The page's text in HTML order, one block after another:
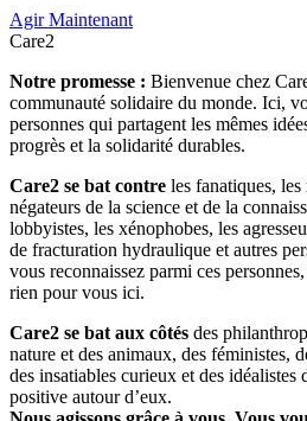
Agir Maintenant
Care2
Notre promesse : Bienvenue chez
communauté solidaire du monde. Ici,
personnes qui partagent les mêmes
progrès et la solidarité durables.
Care2 se bat contre les fanatiques,
négateurs de la science et de la
lobbyistes, les xénophobes, les
de fracturation hydraulique et autres
vous reconnaissez parmi ces
rien pour vous ici.
Care2 se bat aux côtés des
nature et des animaux, des féministes,
des insatiables curieux et des idéalistes
positive autour d’eux.